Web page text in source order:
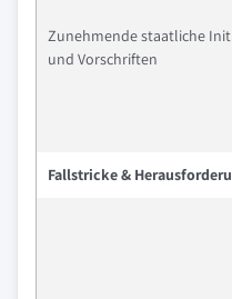
Zunehmende staatliche
und Vorschriften
Fallstricke &